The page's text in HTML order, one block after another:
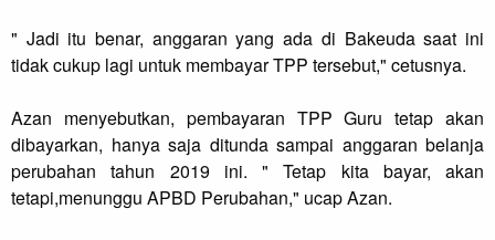
" Jadi itu benar, anggaran yang ada di Bakeuda saat ini
tidak cukup lagi untuk membayar TPP tersebut," cetusnya.
Azan menyebutkan, pembayaran TPP Guru tetap akan
dibayarkan, hanya saja ditunda sampai anggaran belanja
perubahan tahun 2019 ini. " Tetap kita bayar, akan
tetapi,menunggu APBD Perubahan," ucap Azan.